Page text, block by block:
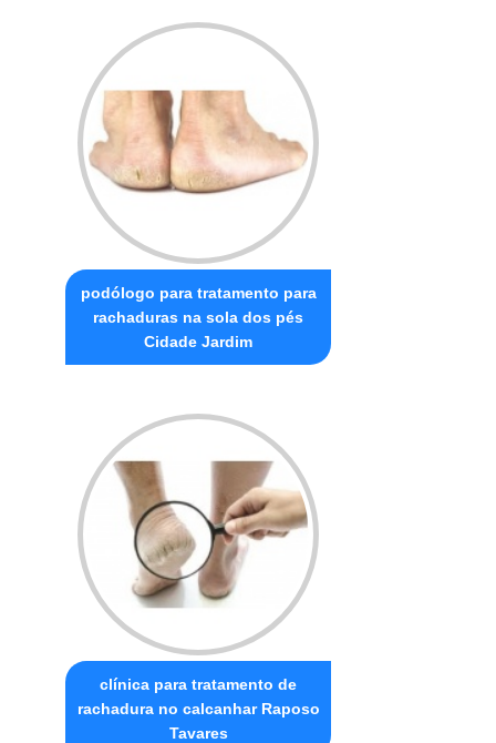
podólogo para tratamento para
rachaduras na sola dos pés
Cidade Jardim
clínica para tratamento de
rachadura no calcanhar Raposo
Tavares